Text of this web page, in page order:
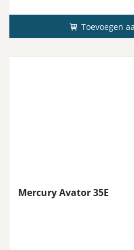
Toevoegen
Mercury Avator 35E